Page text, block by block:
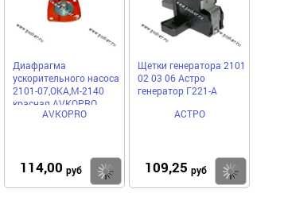
Диафрагма
ускорительного насоса
2101-07,ОКА,М-2140
красная AVKOPRO
AVKOPRO
114,00 руб Купить
Щетки генератора 2101
02 03 06 Астро
генератор Г221-А
АСТРО
109,25 руб